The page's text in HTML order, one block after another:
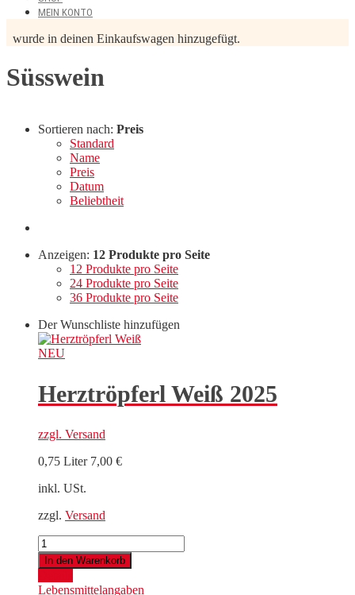
MEIN KONTO
wurde in deinen Einkaufswagen hinzugefügt.
Süsswein
Sortieren nach: Preis
Standard
Name
Preis
Datum
Beliebtheit
Anzeigen: 12 Produkte pro Seite
12 Produkte pro Seite
24 Produkte pro Seite
36 Produkte pro Seite
Der Wunschliste hinzufügen
NEU
Herztröpferl Weiß 2025
zzgl. Versand
0,75 Liter 7,00 €
inkl. USt.
zzgl. Versand
Herztröpferl
Weiß
2025
Menge
In den Warenkorb
Lebensmittelangaben